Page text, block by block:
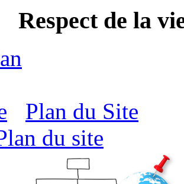
Respect de la
Plan du Site
du site